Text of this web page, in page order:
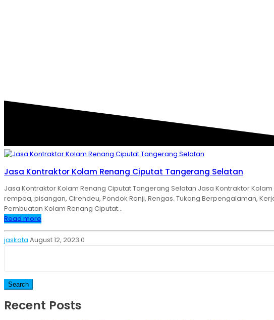
Jasa Kontraktor Kolam Renang Ciputat Tangerang Selatan
Jasa Kontraktor Kolam Renang Ciputat Tangerang Selatan Jasa Kontraktor
rempoa, pisangan, Cirendeu, Pondok Ranji, Rengas. Tukang Berpengalaman,
Pembuatan Kolam Renang Ciputat…
Read more
jaskota August 12, 2023 0
Recent Posts